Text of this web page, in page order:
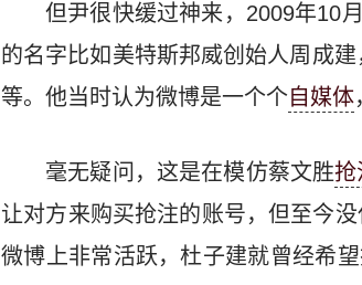
但尹很快缓过神来，2009年10
的名字比如美特斯邦威创始人周成建
等。他当时认为微博是一个个自媒体
毫无疑问，这是在模仿蔡文胜抢
让对方来购买抢注的账号，但至今
微博上非常活跃，杜子建就曾经希